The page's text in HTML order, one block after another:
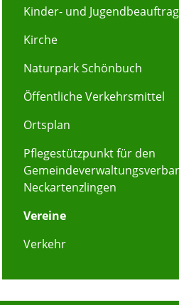
Kinder- und
Kirche
Naturpark Schönbuch
Öffentliche Verkehrsmittel
Ortsplan
Pflegestützpunkt für den
Neckartenzlingen
Vereine
Verkehr